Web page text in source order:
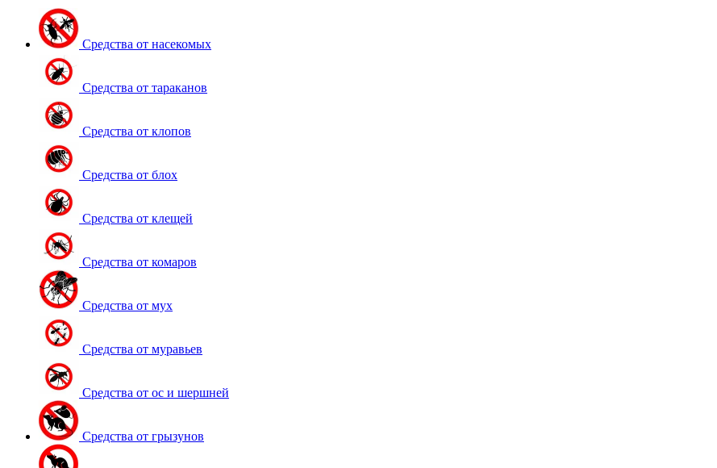
Средства от насекомых
Средства от тараканов
Средства от клопов
Средства от блох
Средства от клещей
Средства от комаров
Средства от мух
Средства от муравьев
Средства от ос и шершней
Средства от грызунов